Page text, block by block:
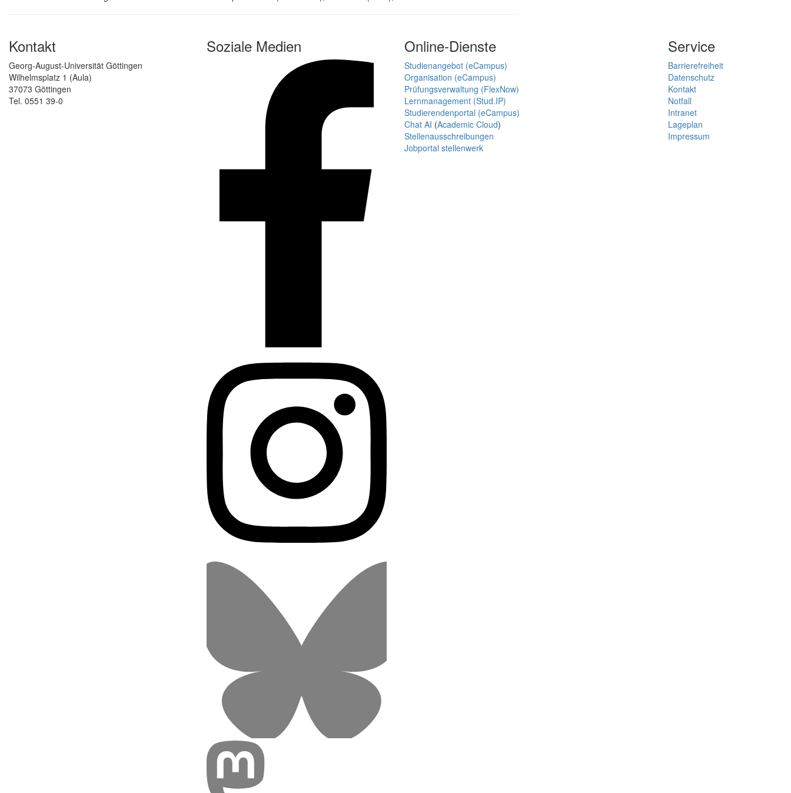
Kontakt
Georg-August-Universität Göttingen
Wilhelmsplatz 1 (Aula)
37073 Göttingen
Tel. 0551 39-0
Soziale Medien Online-Dienste
Studienangebot (eCampus)
Organisation (eCampus)
Prüfungsverwaltung (FlexNow)
Lernmanagement (Stud.IP)
Studierendenportal (eCampus)
Chat AI (Academic Cloud)
Stellenausschreibungen
Jobportal stellenwerk
Service
Barrierefreiheit
Datenschutz
Kontakt
Notfall
Intranet
Lageplan
Impressum